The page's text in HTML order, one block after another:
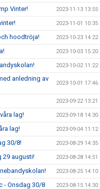
Vinter! 2023-11-13 13:55
2023-11-01 10:35
hoodtröja! 2023-10-23 14:22
2023-10-03 15:20
2023-10-02 11:22
anledning av
2023-10-01 17:46
2023-09-22 13:21
lag! 2023-09-18 14:30
lag! 2023-09-04 11:12
30/8! 2023-08-29 14:35
29 augusti! 2023-08-28 14:51
2023-08-25 14:10
- Onsdag 30/8 2023-08-15 14:30